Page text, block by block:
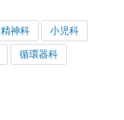
精神科 小児科
循環器科